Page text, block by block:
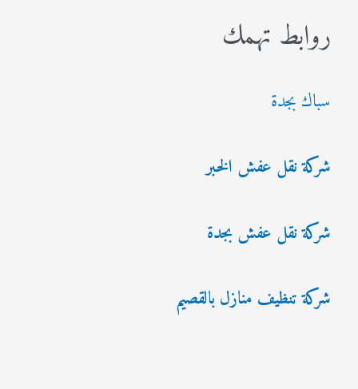
روابط تهمك
سباك بجدة
شركة نقل عفش الخبر
شركة نقل عفش بجدة
شركة تنظيف منازل بالقصيم